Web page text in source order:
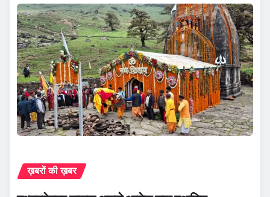
ख़बरों की ख़बर